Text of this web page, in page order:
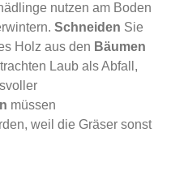
nutzen am Boden
Schneiden Sie
Holz aus den Bäumen
Laub als Abfall,
müssen
weil die Gräser sonst